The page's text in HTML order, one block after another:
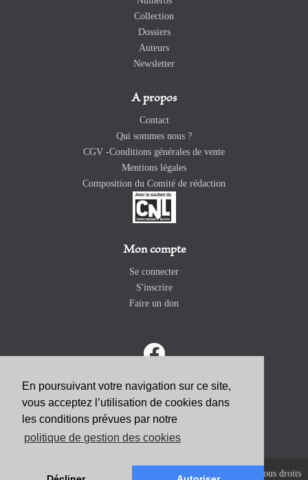
En poursuivant votre navigation sur ce site,
vous acceptez l’utilisation de cookies dans
les conditions prévues par notre
politique de gestion des cookies
Collection
Dossiers
Auteurs
Newsletter
A propos
Contact
Qui sommes nous ?
CGV -Conditions générales de vente
Mentions légales
Composition du Comité de rédaction
Mon compte
Se connecter
S'inscrire
Faire un don
ABONNEZ-VOUS
Copyright 2026 Revue Catholique Internationale COMMUNIO. Tous droits